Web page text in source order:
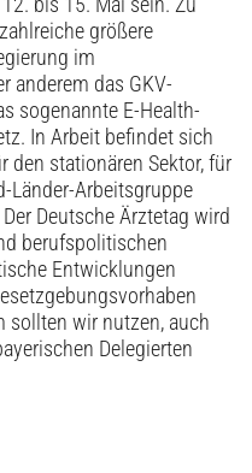
bis 15. Mai sein. Zu
größere
im
anderem das GKV-
sogenannte E-Health-
In Arbeit befindet sich
den stationären Sektor, für
Länder-Arbeitsgruppe
Deutsche Ärztetag wird
berufspolitischen
Entwicklungen
sollten wir nutzen, auch
Delegierten